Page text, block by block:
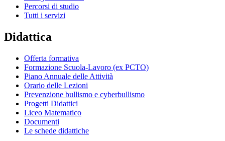
Percorsi di studio
Tutti i servizi
Didattica
Offerta formativa
Formazione Scuola-Lavoro (ex PCTO)
Piano Annuale delle Attività
Orario delle Lezioni
Prevenzione bullismo e cyberbullismo
Progetti Didattici
Liceo Matematico
Documenti
Le schede didattiche